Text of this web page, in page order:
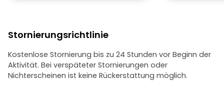
Stornierungsrichtlinie
Kostenlose Stornierung bis zu 24 Stunden vor Beginn der
Aktivität. Bei verspäteter Stornierungen oder
Nichterscheinen ist keine Rückerstattung möglich.